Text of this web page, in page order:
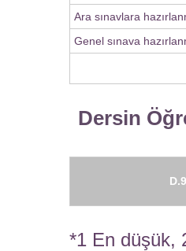
Ara sınavlara
Genel sınava
Dersin
*1 En düşük,